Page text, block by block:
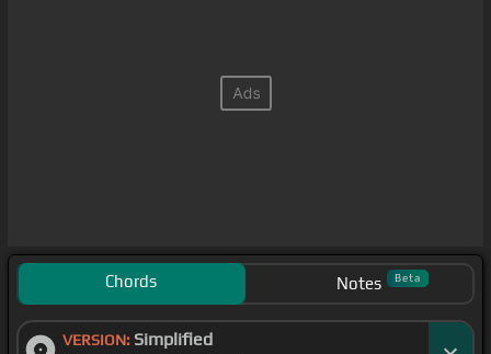
Chords Notes Beta
VERSION: Simplified